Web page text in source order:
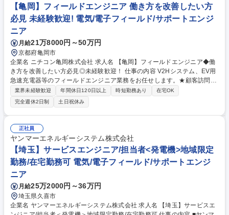
【亀岡】フィールドエンジニア 働き方を改善したい方
必見 未経験歓迎! 電気/電子フィールド/サポートエンジ
ニア
月給21万8000円～50万円
京都府亀岡市
企業名 ニチコン亀岡株式会社 求人名 【亀岡】フィールドエンジニア◆働
き方を改善したい方必見◎未経験歓迎！ 仕事の内容 V2Hシステム、EV用
急速充電器等のフィールドエンジニア業務をお任せします。★顧客訪問は
少なく、代理店を通じた障害受付・対応指示が中心となるオフィスワーク
主体の業務です。 【具体的には】製品納入後の障害・不具合に関する一次
受付や技術的な問い合わせ対応を、代理店経由で管理いただきます。現地
対応が必要な場合は代理店・協力会社へ指示を出し、修理・点検の進捗を
把握しながら品質改善や設計部門へのフィードバックも行っていただきま
す。基本的には社内勤務中心のフィールドサポート業務です。 募集職種
【亀岡】フィールドエンジニア◆働き方を改善したい方必見◎未経験歓
迎！
業界未経験歓迎 年間休日120日以上 時短勤務あり
在宅OK
完全週休2日制
土日祝休み
正社員
ヤンマーエネルギーシステム株式会社
【埼玉】サービスエンジニア/担当者<発電機>地域限定
勤務/在宅勤務可 電気/電子フィールド/サポートエンジ
ニア
月給25万2000円～36万円
埼玉県久喜市
企業名 ヤンマーエネルギーシステム株式会社 求人名 【埼玉】サービスエ